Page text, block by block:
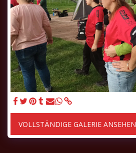
VOLLSTÄNDIGE GALERIE ANSEHEN